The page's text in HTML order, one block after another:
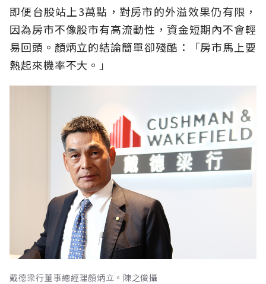
即便台股站上3萬點，對房市的外溢效果仍有限，
因為房市不像股市有高流動性，資金短期內不會輕
易回頭。顏炳立的結論簡單卻殘酷：「房市馬上要
熱起來機率不大。」
戴德梁行董事總經理顏炳立。陳之俊攝